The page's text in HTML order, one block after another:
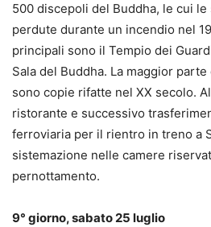
500 discepoli del Buddha, le cui le
perdute durante un incendio nel
principali sono il Tempio dei
Sala del Buddha. La maggior
sono copie rifatte nel XX secolo.
ristorante e successivo
ferroviaria per il rientro in treno a
sistemazione nelle camere
pernottamento.
9° giorno, sabato 25 luglio